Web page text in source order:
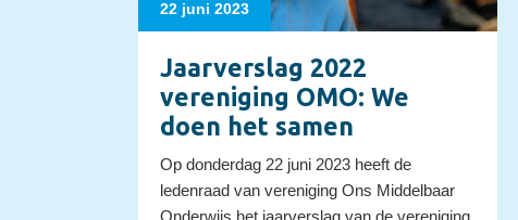
22 juni 2023
Jaarverslag 2022
vereniging OMO: We
doen het samen
Op donderdag 22 juni 2023 heeft de
ledenraad van vereniging Ons Middelbaar
Onderwijs het jaarverslag van de vereniging